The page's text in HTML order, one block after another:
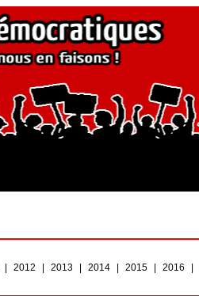
2012 2013 2014 2015 2016